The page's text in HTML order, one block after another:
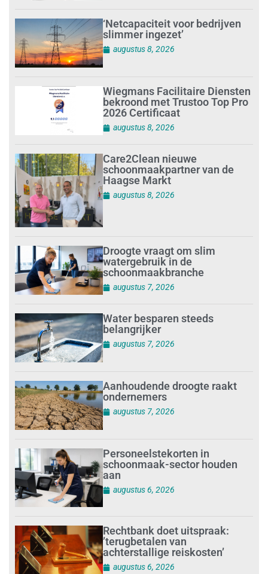
‘Netcapaciteit voor bedrijven
slimmer ingezet’
augustus 8, 2026
Wiegmans Facilitaire Diensten
bekroond met Trustoo Top Pro
2026 Certificaat
augustus 8, 2026
Care2Clean nieuwe
schoonmaakpartner van de
Haagse Markt
augustus 8, 2026
Droogte vraagt om slim
watergebruik in de
schoonmaakbranche
augustus 7, 2026
Water besparen steeds
belangrijker
augustus 7, 2026
Aanhoudende droogte raakt
ondernemers
augustus 7, 2026
Personeelstekorten in
schoonmaak-sector houden
aan
augustus 6, 2026
Rechtbank doet uitspraak:
’terugbetalen van
achterstallige reiskosten’
augustus 6, 2026